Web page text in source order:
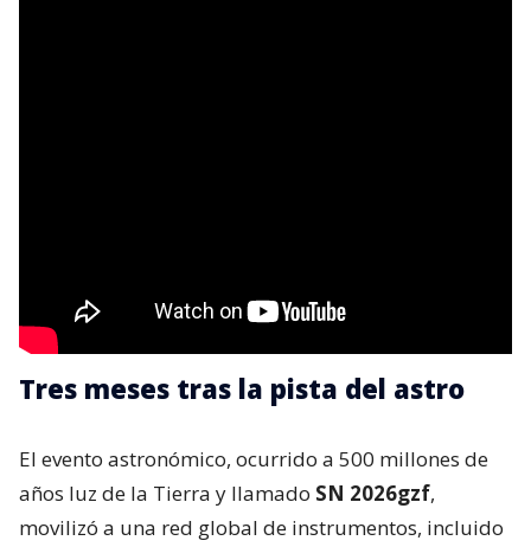
Tres meses tras la pista del astro
El evento astronómico, ocurrido a 500 millones de
años luz de la Tierra y llamado SN 2026gzf,
movilizó a una red global de instrumentos, incluido